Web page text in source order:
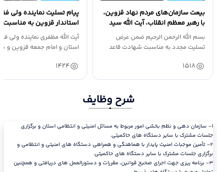
بیعت سازمان‌های مردم نهاد قزوین،
با رهبر معظم انقلاب، آیت الله سید
مجتبی...
بسم الله الرحمن الرحیم ضمن عرض
تسلیت مجدد به مناسبت شهادت قاعد
1518
پیام تسلیت نماینده ولی
استاندار قزوین به
رهبر فرزانه...
آیت الله مظفری نماینده ولی
استان و امام جمعه قزوین و
1424
شرح وظایف
١- سازمان دهی و نظم بخشی امور مربوط به مسائل امنیتی و انتظامی استان و برگزاری
جلسات مشترک با سایر دستگاه های حاکمیتی.
٢- تأمین موجبات امنیت پایدار با هماهنگی و همراهی دستگاه های امنیتی و انتظامی و
برگزاری جلسات مشترک با سایر دستگاه های حاکمیتی.
٣- برنامه ریزی جهت اجرای صحیح قوانین، مقررات و دستورالعمل های دریافتی و همچنین